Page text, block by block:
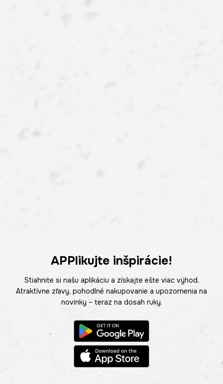
APPlikujte inšpirácie!
Stiahnite si našu aplikáciu a získajte ešte viac výhod.
Atraktívne zľavy, pohodlné nakupovanie a upozornenia na
novinky – teraz na dosah ruky.